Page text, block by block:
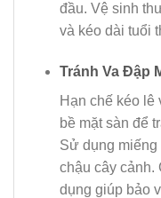
đầu. Vệ sinh
và kéo dài tuổi
Tránh Va Đập
Hạn chế kéo lê
bề mặt sàn để
Sử dụng
chậu cây cảnh.
dụng giúp bảo